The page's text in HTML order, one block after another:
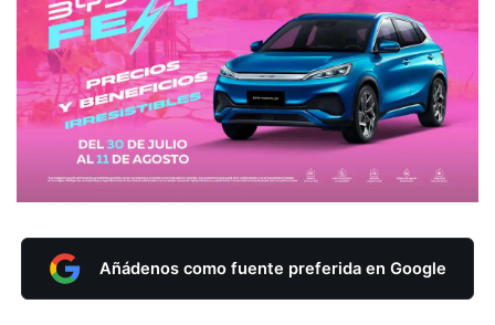
Añádenos como fuente preferida en Google